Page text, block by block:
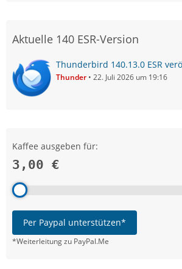
Aktuelle 140 ESR-Version
Thunderbird 140.13.0 ESR
Thunder 22. Juli 2026 um 19:16
Kaffee ausgeben für:
3,00 €
Per Paypal unterstützen*
*Weiterleitung zu PayPal.Me